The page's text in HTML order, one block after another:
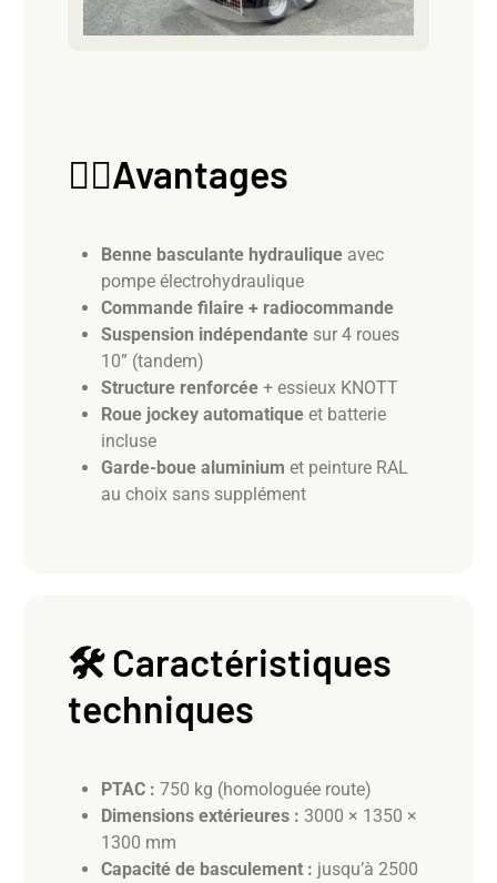
👷‍♂️Avantages
Benne basculante hydraulique avec
pompe électrohydraulique
Commande filaire + radiocommande
Suspension indépendante sur 4 roues
10” (tandem)
Structure renforcée + essieux KNOTT
Roue jockey automatique et batterie
incluse
Garde-boue aluminium et peinture RAL
au choix sans supplément
🛠️ Caractéristiques
techniques
PTAC : 750 kg (homologuée route)
Dimensions extérieures : 3000 × 1350 ×
1300 mm
Capacité de basculement : jusqu’à 2500